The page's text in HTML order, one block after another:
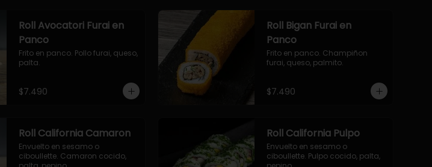
- pollo, queso, cebollin, envuelto
en panco.
- camaron, queso, cebollin,
envuelto en palta.
- palmito, pepino, queso,
- salmon, queso, palta, envuelto
en queso.
OPCION2:
- pollo, queso, cebollin, envuelto
en panco.
- camaron, queso, cebollin,
envuelto en panco.
- salmon, queso, palta, envuelto
Roll Avocatori Furai en
Panco
Frito en panco. Pollo furai, queso,
palta.
$7.490
Roll Bigan Furai en
Panco
Frito en panco. Champiñon
furai, queso, palmito.
$7.490
Roll California Camaron
Envuelto en sesamo o
ciboullette. Camaron cocido,
Roll California Pulpo
Envuelto en sesamo o
ciboullette. Pulpo cocido, palta,